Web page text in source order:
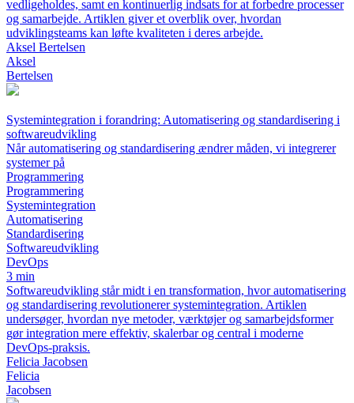
vedligeholdes, samt en kontinuerlig indsats for at forbedre processer
og samarbejde. Artiklen giver et overblik over, hvordan
udviklingsteams kan løfte kvaliteten i deres arbejde.
Aksel Bertelsen
Aksel
Bertelsen
Systemintegration i forandring: Automatisering og standardisering i
softwareudvikling
Når automatisering og standardisering ændrer måden, vi integrerer
systemer på
Programmering
Programmering
Systemintegration
Automatisering
Standardisering
Softwareudvikling
DevOps
3 min
Softwareudvikling står midt i en transformation, hvor automatisering
og standardisering revolutionerer systemintegration. Artiklen
undersøger, hvordan nye metoder, værktøjer og samarbejdsformer
gør integration mere effektiv, skalerbar og central i moderne
DevOps-praksis.
Felicia Jacobsen
Felicia
Jacobsen